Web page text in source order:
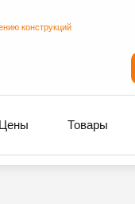
конструкций
Цены Товары